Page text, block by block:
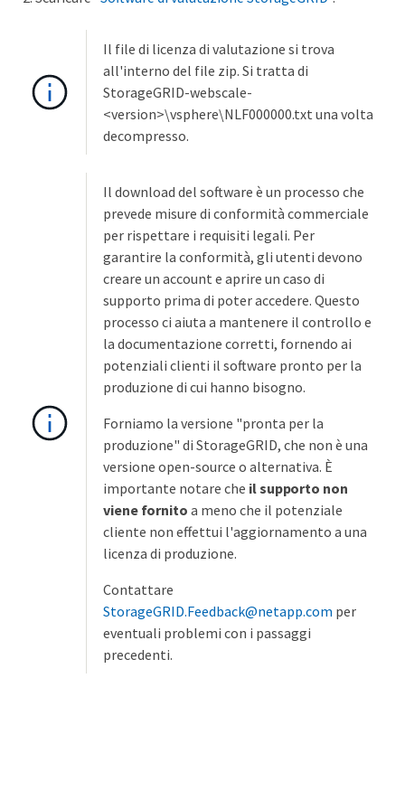
Il file di licenza di valutazione si trova
all'interno del file zip. Si tratta di
StorageGRID-webscale-
<version>\vsphere\NLF000000.txt una volta
decompresso.
Il download del software è un processo che
prevede misure di conformità commerciale
per rispettare i requisiti legali. Per
garantire la conformità, gli utenti devono
creare un account e aprire un caso di
supporto prima di poter accedere. Questo
processo ci aiuta a mantenere il controllo e
la documentazione corretti, fornendo ai
potenziali clienti il software pronto per la
produzione di cui hanno bisogno.
Forniamo la versione "pronta per la
produzione" di StorageGRID, che non è una
versione open-source o alternativa. È
importante notare che il supporto non
viene fornito a meno che il potenziale
cliente non effettui l'aggiornamento a una
licenza di produzione.
Contattare
StorageGRID.Feedback@netapp.com per
eventuali problemi con i passaggi
precedenti.